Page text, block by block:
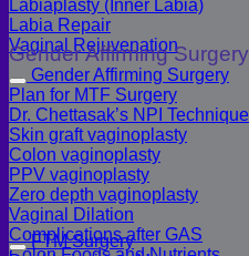
Labiaplasty (Inner Labia)
Labia Repair
Vaginal Rejuvenation
Gender Affirming Surgery
Gender Affirming Surgery
Plan for MTF Surgery
Dr. Chettasak’s NPI Technique
Skin graft vaginoplasty
Colon vaginoplasty
PPV vaginoplasty
Zero depth vaginoplasty
Vaginal Dilation
Complications after GAS
FTM Surgery